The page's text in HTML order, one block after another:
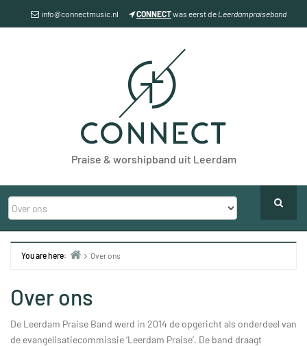
info@connectmusic.nl CONNECTwas eerst de Leerdampraiseband
Praise & worshipband uit Leerdam
You are here:
Over ons
Over ons
De Leerdam Praise Band werd in 2014 de opgericht als onderdeel van
de evangelisatiecommissie ‘Leerdam Praise’. De band draagt